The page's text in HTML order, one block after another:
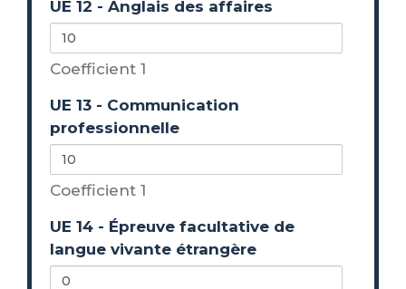
UE 12 - Anglais des affaires
Coefficient 1
UE 13 - Communication
professionnelle
Coefficient 1
UE 14 - Épreuve facultative de
langue vivante étrangère